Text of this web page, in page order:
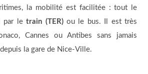
la mobilité est facilitée : tout le
par letrain (TER)ou le bus. Il est très
Cannes ou Antibes sans jamais
la gare de Nice-Ville.